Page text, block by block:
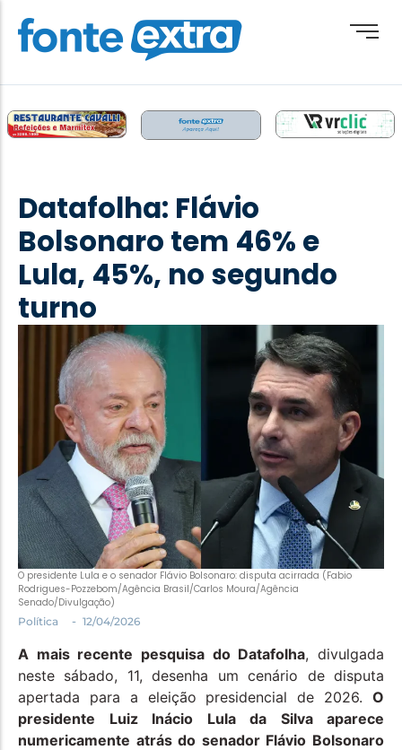
Destaque
Esporte
Geral
Obituário
Paraguai
Paraná
Política
Santa Helena e Região
Saúde e Bem-Estar
Datafolha: Flávio
Bolsonaro tem 46% e
Lula, 45%, no segundo
turno
O presidente Lula e o senador Flávio Bolsonaro: disputa acirrada (Fabio
Rodrigues-Pozzebom/Agência Brasil/Carlos Moura/Agência
Senado/Divulgação)
Política
- 12/04/2026
A mais recente pesquisa do Datafolha, divulgada
neste sábado, 11, desenha um cenário de disputa
apertada para a eleição presidencial de 2026. O
presidente Luiz Inácio Lula da Silva aparece
numericamente atrás do senador Flávio Bolsonaro